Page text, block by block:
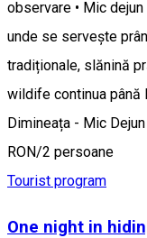
observare • Mic
unde se servește
tradiționale, slănină
wildife continua până
Dimineața - Mic
RON/2 persoane
Tourist program
One night in